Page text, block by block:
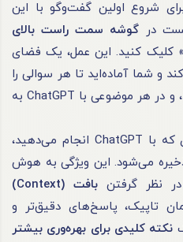
شروع اولین گفت‌وگو با این
در گوشه سمت راست بالای
» کلیک کنید. این عمل، یک فضای
و شما آماده‌اید تا هر سوالی را
بپرسید، هر ایده‌ای را مطرح کنید، و در هر موضوعی با ChatGPT به
هر مکالمه‌ای که با ChatGPT انجام می‌دهید،
می‌شود. این ویژگی به هوش
نظر گرفتن بافت(Context)
تاپیک، پاسخ‌های دقیق‌تر و
نکته کلیدی برای بهره‌وری بیشتر